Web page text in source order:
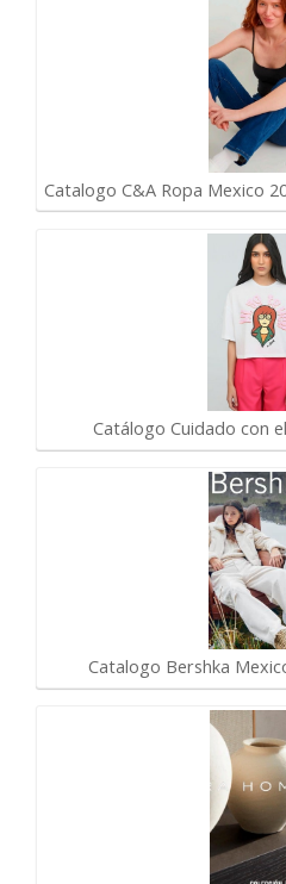
Catalogo C&A Ropa Mexico
Catálogo Cuidado con
Catalogo Bershka